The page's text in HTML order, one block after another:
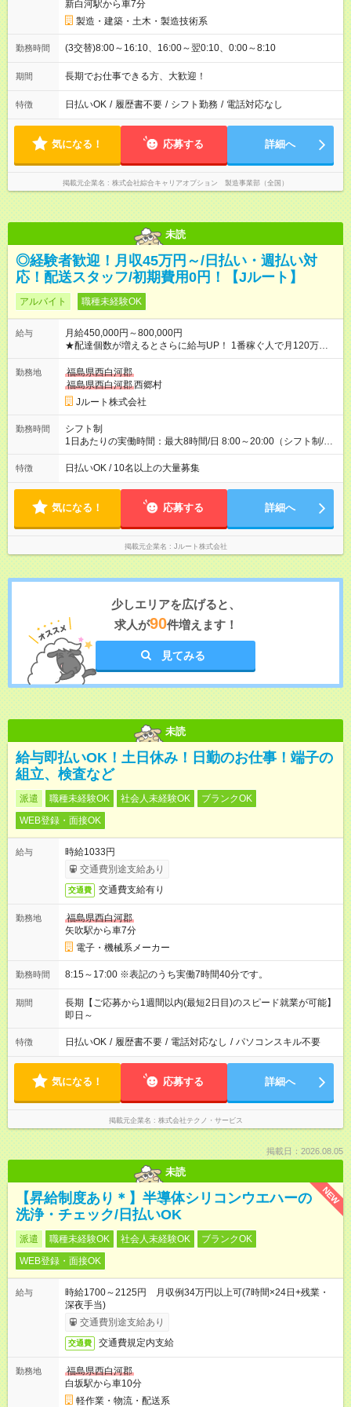
新白河駅から車7分
製造・建築・土木・製造技術系
勤務時間 (3交替)8:00～16:10、16:00～翌0:10、0:00～8:10
期間 長期でお仕事できる方、大歓迎！
特徴 日払いOK / 履歴書不要 / シフト勤務 / 電話対応なし
気になる！ 応募する 詳細へ
掲載元企業名 株式会社綜合キャリアオプション 製造事業部（全国）
未読
◎経験者歓迎！月収45万円～/日払い・週払い対
応！配送スタッフ/初期費用0円！【Jルート】
アルバイト 職種未経験OK
給与
月給450,000円～800,000円
★配達個数が増えるとさらに給与UP！ 1番稼ぐ人で月120万ほ
ど！ ・主要都市エリア 月収55万円／週5日稼働 月収65万~112
万円／週6日稼働 ・地方郊外エリア 月収40万円／週5日稼働 月
収40万円~50万円／週6日稼働 ＜モデルイメージ＞ ■月収50万
円 (27歳男性/江東区在住)※元建築関係 1日150個配達×25日勤務
(日休み) ■月収80万円(43歳男性/墨田区在住)※元営業 1日200個
勤務地
福島県西白河郡
福島県西白河郡西郷村
Jルート株式会社
勤務時間
シフト制
1日あたりの実働時間：最大8時間/日 8:00～20:00（シフト制/実
働8時間） ※週5日勤務（場所次第では週4も有り） ※配達状況に
よって時間外での勤務可能性有り ※案件により多少の前後あり
特徴 日払いOK / 10名以上の大量募集
気になる！ 応募する 詳細へ
掲載元企業名 Jルート株式会社
少しエリアを広げると、
求人が90件増えます！
見てみる
未読
給与即払いOK！土日休み！日勤のお仕事！端子の
組立、検査など
派遣 職種未経験OK 社会人未経験OK
ブランクOK
WEB登録・面接OK
給与
時給1033円
交通費別途支給あり
交通費 交通費支給有り
勤務地
福島県西白河郡
矢吹駅から車7分
電子・機械系メーカー
勤務時間 8:15～17:00 ※表記のうち実働7時間40分です。
期間
長期【ご応募から1週間以内(最短2日目)のスピード就業が可能】
即日～
特徴 日払いOK / 履歴書不要 / 電話対応なし / パソコンスキル不要
気になる！ 応募する 詳細へ
掲載元企業名 株式会社テクノ・サービス
掲載日：2026.08.05
未読
NEW
【昇給制度あり＊】半導体シリコンウエハーの
洗浄・チェック/日払いOK
派遣 職種未経験OK 社会人未経験OK
ブランクOK
WEB登録・面接OK
給与
時給1700～2125円 月収例34万円以上可(7時間×24日+残業・
深夜手当)
交通費別途支給あり
交通費 交通費規定内支給
勤務地
福島県西白河郡
白坂駅から車10分
軽作業・物流・配送系